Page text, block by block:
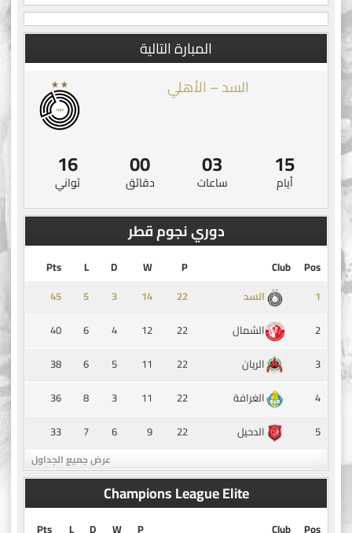
المبارة التالية
السد – الأهلي
15
أيام
03
ساعات
00
دقائق
15
ثواني
دوري نجوم قطر
Pos
Club
P
W
D
L
Pts
1
السد ‏22
14
3
5
45
2
الشمال 22
12
4
6
40
3
الريان 22
11
5
6
38
4
الغرافة 22
11
3
8
36
5
الدحيل 22
9
6
7
33
عرض جميع الجداول
Champions League Elite
Pos
Club
P
W
D
L
Pts